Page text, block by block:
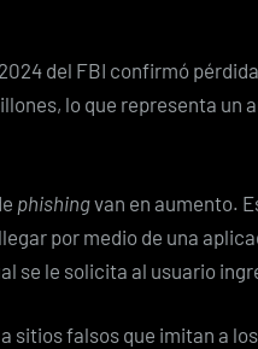
del FBI confirmó
lo que representa un
phishingvan en aumento.
por medio de una
se le solicita al usuario
sitios falsos que imitan a